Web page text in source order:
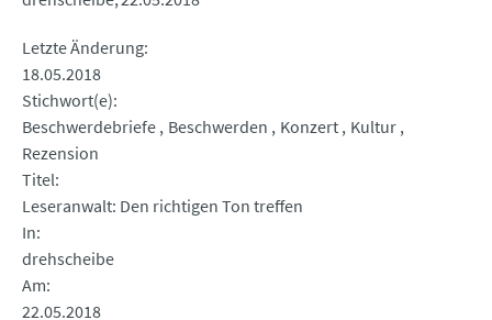
Letzte Änderung
18.05.2018
Stichwort(e)
Beschwerdebriefe Beschwerden Konzert Kultur
Rezension
Titel
Leseranwalt: Den richtigen Ton treffen
In
drehscheibe
Am
22.05.2018